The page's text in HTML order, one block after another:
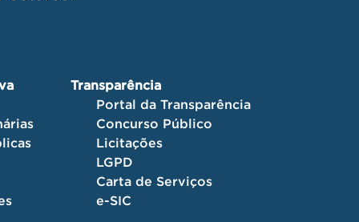
Transparência
Portal da Transparência
Concurso Público
Licitações
LGPD
Carta de Serviços
e-SIC